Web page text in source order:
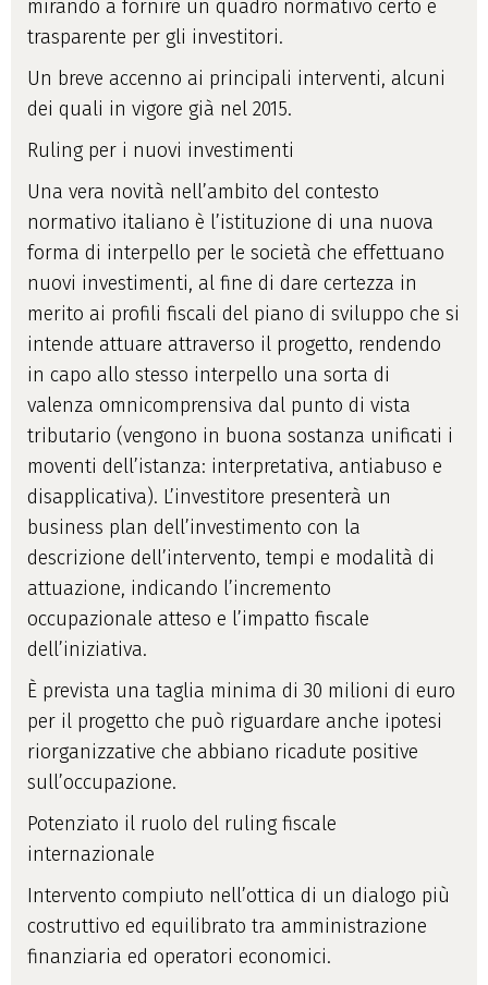
mirando a fornire un quadro normativo certo e
trasparente per gli investitori.
Un breve accenno ai principali interventi, alcuni
dei quali in vigore già nel 2015.
Ruling per i nuovi investimenti
Una vera novità nell’ambito del contesto
normativo italiano è l’istituzione di una nuova
forma di interpello per le società che effettuano
nuovi investimenti, al fine di dare certezza in
merito ai profili fiscali del piano di sviluppo che si
intende attuare attraverso il progetto, rendendo
in capo allo stesso interpello una sorta di
valenza omnicomprensiva dal punto di vista
tributario (vengono in buona sostanza unificati i
moventi dell’istanza: interpretativa, antiabuso e
disapplicativa). L’investitore presenterà un
business plan dell’investimento con la
descrizione dell’intervento, tempi e modalità di
attuazione, indicando l’incremento
occupazionale atteso e l’impatto fiscale
dell’iniziativa.
È prevista una taglia minima di 30 milioni di euro
per il progetto che può riguardare anche ipotesi
riorganizzative che abbiano ricadute positive
sull’occupazione.
Potenziato il ruolo del ruling fiscale
internazionale
Intervento compiuto nell’ottica di un dialogo più
costruttivo ed equilibrato tra amministrazione
finanziaria ed operatori economici.